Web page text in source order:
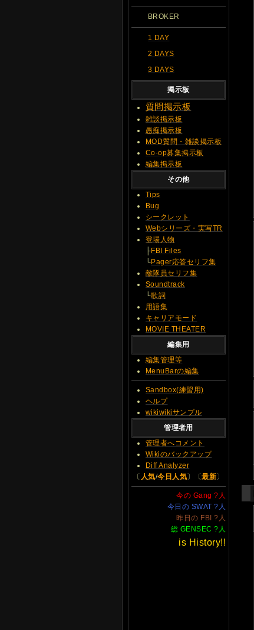
BROKER
1 DAY
2 DAYS
3 DAYS
掲示板
質問掲示板
雑談掲示板
愚痴掲示板
MOD質問・雑談掲示板
Co-op募集掲示板
編集掲示板
その他
Tips
Bug
シークレット
Webシリーズ・実写TR
登場人物
├FBI Files
└Pager応答セリフ集
敵隊員セリフ集
Soundtrack
└歌詞
用語集
キャリアモード
MOVIE THEATER
編集用
編集管理等
MenuBarの編集
Sandbox(練習用)
ヘルプ
wikiwikiサンプル
管理者用
管理者へコメント
Wikiのバックアップ
Diff Analyzer
〔 人気/今日人気〕〔最新〕
今の Gang? 人
今日の SWAT? 人
昨日の FBI? 人
総 GENSEC? 人
is History!!